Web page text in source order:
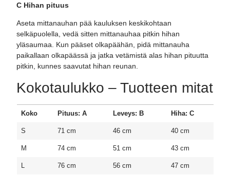
C Hihan pituus
Aseta mittanauhan pää kauluksen keskikohtaan
selkäpuolella, vedä sitten mittanauhaa pitkin hihan
yläsaumaa. Kun pääset olkapäähän, pidä mittanauha
paikallaan olkapäässä ja jatka vetämistä alas hihan pituutta
pitkin, kunnes saavutat hihan reunan.
Kokotaulukko – Tuotteen mitat
Koko Pituus: A Leveys: B Hiha: C
S 71 cm 46 cm 40 cm
M 74 cm 51 cm 43 cm
76 cm 56 cm 47 cm